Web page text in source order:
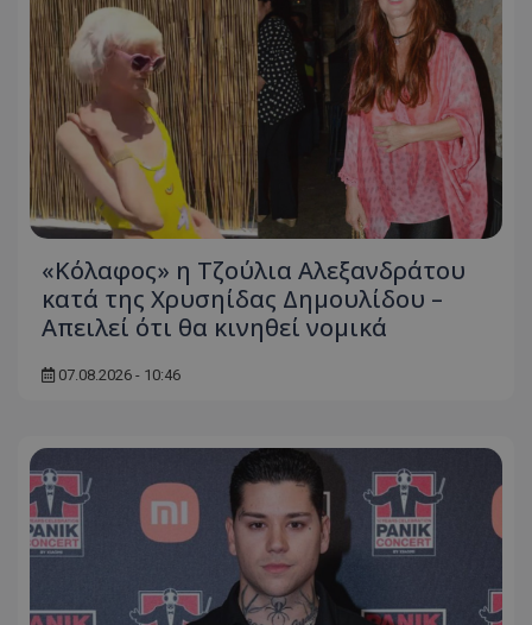
«Κόλαφος» η Τζούλια Αλεξανδράτου
κατά της Χρυσηίδας Δημουλίδου –
Απειλεί ότι θα κινηθεί νομικά
07.08.2026 - 10:46